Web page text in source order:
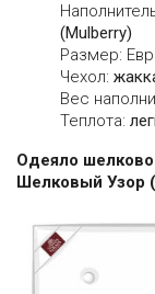
(Mulberry)
Размер:
Чехол:
Вес
Теплота:
Одеяло
Шелковый Узор